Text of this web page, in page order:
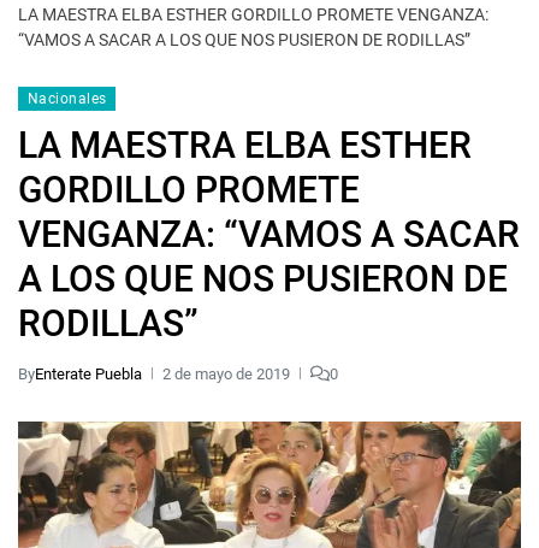
LA MAESTRA ELBA ESTHER GORDILLO PROMETE VENGANZA:
“VAMOS A SACAR A LOS QUE NOS PUSIERON DE RODILLAS”
Nacionales
LA MAESTRA ELBA ESTHER
GORDILLO PROMETE
VENGANZA: “VAMOS A SACAR
A LOS QUE NOS PUSIERON DE
RODILLAS”
ByEnterate Puebla 2 de mayo de 2019 0